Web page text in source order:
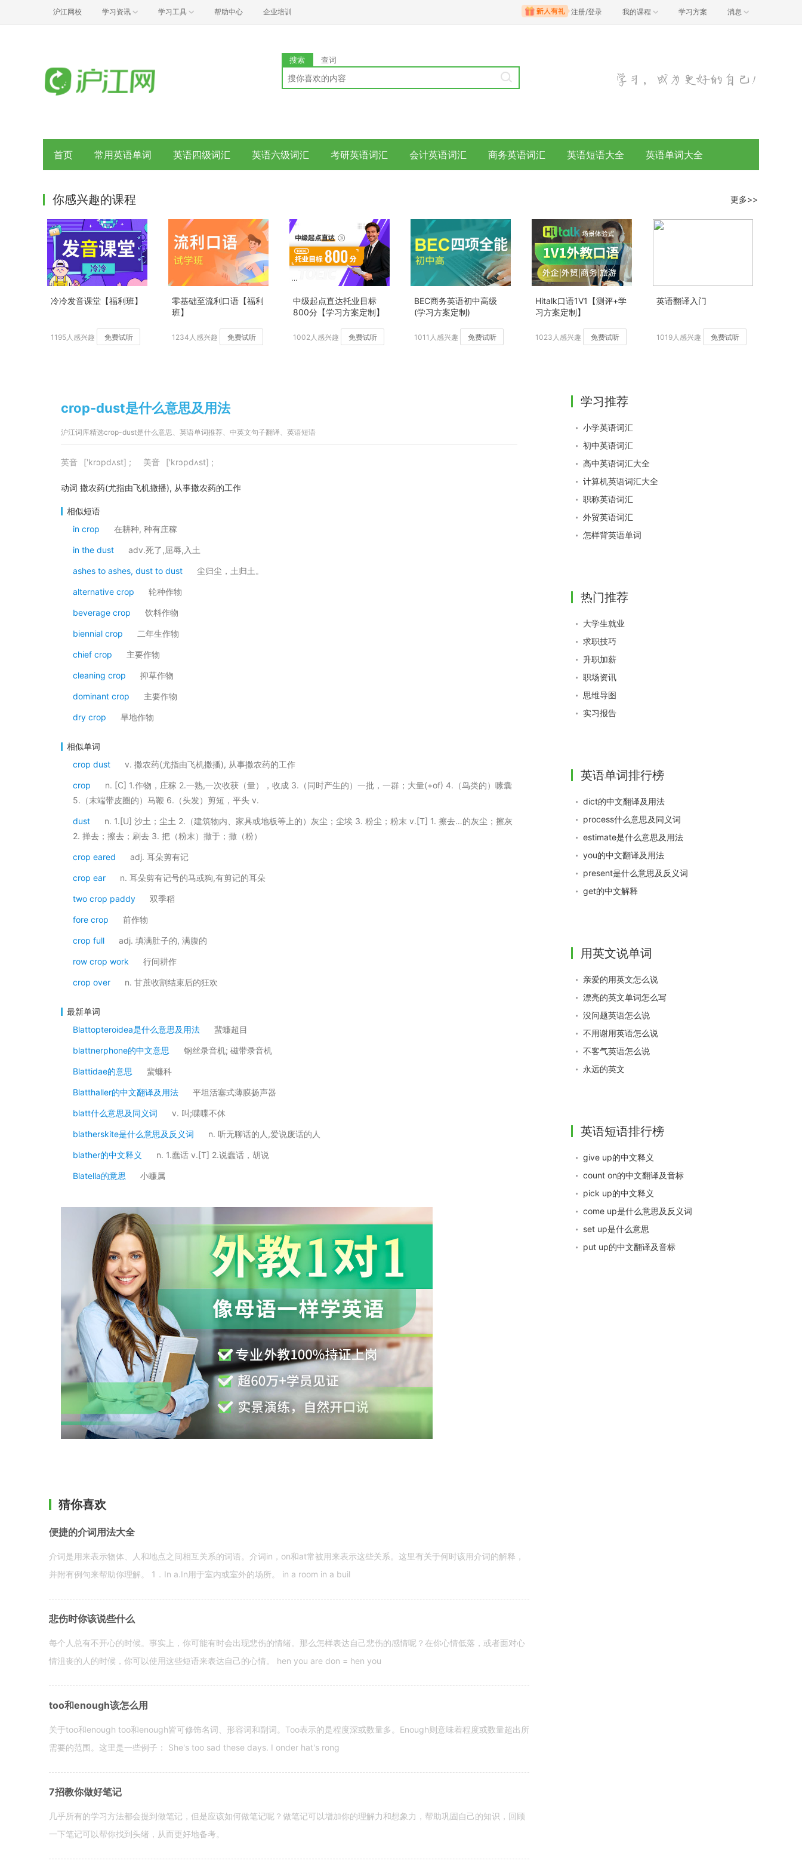
沪江网校 学习资讯 学习工具 帮助中心 企业培训 注册/登录 我的课程 学习方案 消息
搜索 查词
首页 常用英语单词 英语四级词汇 英语六级词汇 考研英语词汇 会计英语词汇 商务英语词汇 英语短语大全 英语单词大全
你感兴趣的课程 更多>>
冷冷发音课堂【福利班】
1195人感兴趣 免费试听
零基础至流利口语【福利
班】
1234人感兴趣 免费试听
中级起点直达托业目标
800分【学习方案定制】
1002人感兴趣 免费试听
BEC商务英语初中高级
(学习方案定制)
1011人感兴趣 免费试听
Hitalk口语1V1【测评+学
习方案定制】
1023人感兴趣 免费试听
英语翻译入门
1019人感兴趣 免费试听
crop-dust是什么意思及用法
沪江词库精选crop-dust是什么意思、英语单词推荐、中英文句子翻译、英语短语
英音 ['krɔpdʌst] ; 美音 ['krɔpdʌst] ;
动词 撒农药(尤指由飞机撒播), 从事撒农药的工作
相似短语
in crop
在耕种, 种有庄稼
in the dust adv.死了,屈辱,入土
ashes to ashes, dust to dust 尘归尘，土归土。
alternative crop 轮种作物
beverage crop 饮料作物
biennial crop 二年生作物
chief crop 主要作物
cleaning crop 抑草作物
dominant crop 主要作物
dry crop 旱地作物
相似单词
crop dust
v. 撒农药(尤指由飞机撒播), 从事撒农药的工作
crop
n. [C] 1.作物，庄稼 2.一熟,一次收获（量），收成 3.（同时产生的）一批，一群；大量(+of) 4.（鸟类的）嗉囊
5.（末端带皮圈的）马鞭 6.（头发）剪短，平头 v.
dust
n. 1.[U] 沙土；尘土 2.（建筑物内、家具或地板等上的）灰尘；尘埃 3. 粉尘；粉末 v.[T] 1. 擦去…的灰尘；擦灰
2. 掸去；擦去；刷去 3. 把（粉末）撒于；撒（粉）
crop eared adj. 耳朵剪有记
crop ear n. 耳朵剪有记号的马或狗,有剪记的耳朵
two crop paddy 双季稻
fore crop 前作物
crop full adj. 填满肚子的, 满腹的
row crop work 行间耕作
crop over n. 甘蔗收割结束后的狂欢
最新单词
Blattopteroidea是什么意思及用法
蜚蠊超目
blattnerphone的中文意思 钢丝录音机; 磁带录音机
Blattidae的意思 蜚蠊科
Blatthaller的中文翻译及用法 平坦活塞式薄膜扬声器
blatt什么意思及同义词 v. 叫;喋喋不休
blatherskite是什么意思及反义词 n. 听无聊话的人,爱说废话的人
blather的中文释义 n. 1.蠢话 v.[T] 2.说蠢话，胡说
Blatella的意思 小蠊属
猜你喜欢
便捷的介词用法大全
介词是用来表示物体、人和地点之间相互关系的词语。介词in，on和at常被用来表示这些关系。这里有关于何时该用介词的解释，
并附有例句来帮助你理解。 1．In a.In用于室内或室外的场所。 in a room in a buil
悲伤时你该说些什么
每个人总有不开心的时候。事实上，你可能有时会出现悲伤的情绪。那么怎样表达自己悲伤的感情呢？在你心情低落，或者面对心
情沮丧的人的时候，你可以使用这些短语来表达自己的心情。 hen you are don = hen you
too和enough该怎么用
关于too和enough too和enough皆可修饰名词、形容词和副词。Too表示的是程度深或数量多。Enough则意味着程度或数量超出所
需要的范围。这里是一些例子： She's too sad these days. I onder hat's rong
7招教你做好笔记
几乎所有的学习方法都会提到做笔记，但是应该如何做笔记呢？做笔记可以增加你的理解力和想象力，帮助巩固自己的知识，回顾
一下笔记可以帮你找到头绪，从而更好地备考。
学习推荐
小学英语词汇
初中英语词汇
高中英语词汇大全
计算机英语词汇大全
职称英语词汇
外贸英语词汇
怎样背英语单词
热门推荐
大学生就业
求职技巧
升职加薪
职场资讯
思维导图
实习报告
英语单词排行榜
dict的中文翻译及用法
process什么意思及同义词
estimate是什么意思及用法
you的中文翻译及用法
present是什么意思及反义词
get的中文解释
用英文说单词
亲爱的用英文怎么说
漂亮的英文单词怎么写
没问题英语怎么说
不用谢用英语怎么说
不客气英语怎么说
永远的英文
英语短语排行榜
give up的中文释义
count on的中文翻译及音标
pick up的中文释义
come up是什么意思及反义词
set up是什么意思
put up的中文翻译及音标